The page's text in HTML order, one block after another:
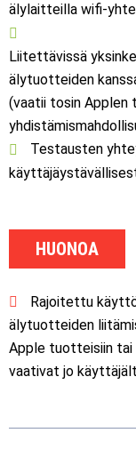
älylaitteilla wifi-
Liitettävissä
älytuotteiden
(vaatii tosin Applen
Testausten
HUONOA
Rajoitettu
älytuotteiden
Apple tuotteisiin tai
vaativat jo